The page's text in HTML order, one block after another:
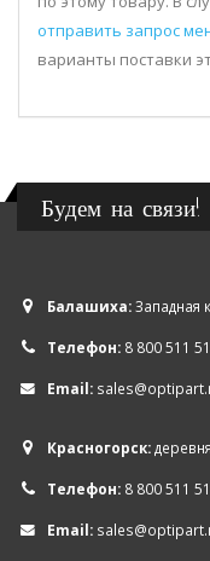
отправить запрос
варианты поставки
Будем на связи!
Балашиха:Западная
Телефон: 8 800 511
Email:
Красногорск:
Телефон: 8 800 511
Email: